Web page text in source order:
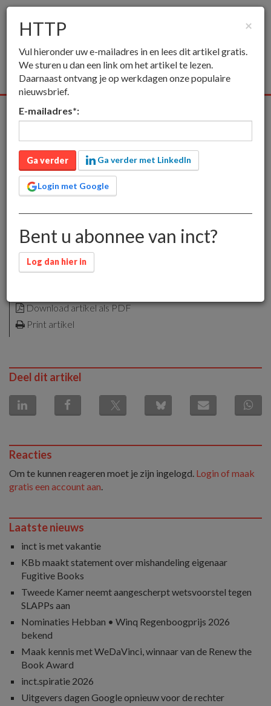
Alle media Publieksmedia
HTTP
ophalen en een zoekopdracht kan plaatsen: het HTTP
protocol.
alleen voor leden
Download artikel als PDF
Print artikel
Deel dit artikel
Reacties
Om te kunnen reageren moet je zijn ingelogd. Login of maak
gratis een account aan.
Laatste nieuws
inct is met vakantie
KBb maakt statement over mishandeling eigenaar
Fugitive Books
Tweede Kamer neemt aangescherpt wetsvoorstel tegen
SLAPPs aan
Nominaties Hebban • Winq Regenboogprijs 2026
bekend
Maak kennis met WeDaVinci, winnaar van de Renew the
Book Award
inct.spiratie 2026
Uitgevers dagen Google opnieuw voor de rechter
×
HTTP
Vul hieronder uw e-mailadres in en lees dit artikel gratis.
We sturen u dan een link om het artikel te lezen.
Daarnaast ontvang je op werkdagen onze populaire
nieuwsbrief.
E-mailadres*:
Ga verder Ga verder met LinkedIn
Login met Google
Bent u abonnee van inct?
Log dan hier in